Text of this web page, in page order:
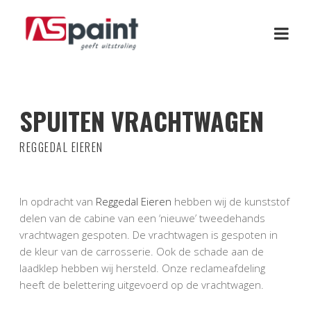
SPUITEN VRACHTWAGEN
REGGEDAL EIEREN
In opdracht van Reggedal Eieren hebben wij de kunststof
delen van de cabine van een ‘nieuwe’ tweedehands
vrachtwagen gespoten. De vrachtwagen is gespoten in
de kleur van de carrosserie. Ook de schade aan de
laadklep hebben wij hersteld. Onze reclameafdeling
heeft de belettering uitgevoerd op de vrachtwagen.